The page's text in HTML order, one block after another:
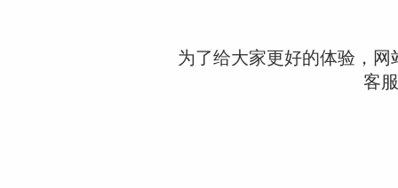
为了给大家更好的体验，
客